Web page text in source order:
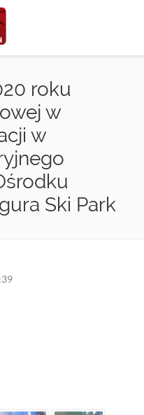
roku
w
w
Ski Park